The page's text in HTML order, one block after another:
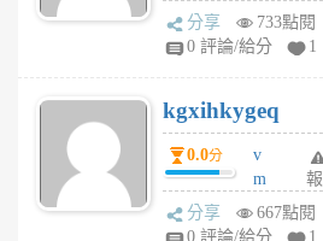
wi
w
6
個
月
前
分享
733點閱
0 評論/給分
1
kgxihkygeq
0.0分
v
m
sg
sr
報
分享
667點閱
0 評論/給分
1